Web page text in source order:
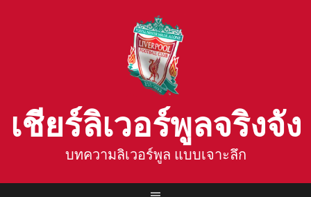
เชียร์ลิเวอร์พูลจริงจัง
บทความลิเวอร์พูล แบบเจาะลึก